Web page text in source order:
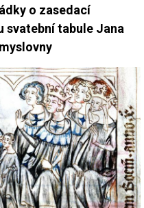
o zasedací
svatební tabule Jana